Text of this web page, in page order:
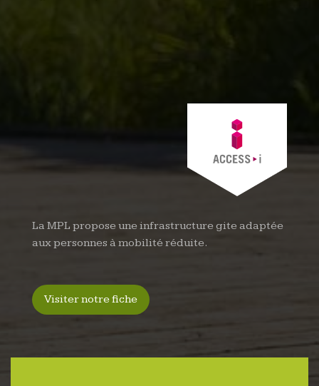
La MPL propose une infrastructure gite adaptée
aux personnes à mobilité réduite.
Visiter notre fiche